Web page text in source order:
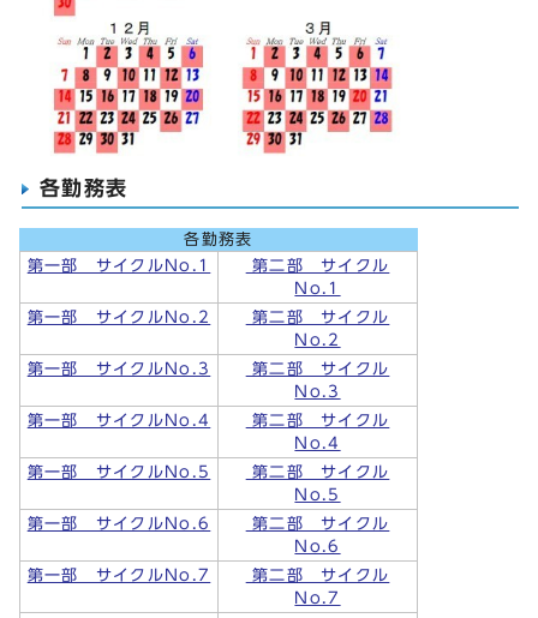
各勤務表
各勤務表
第一部 サイクルNo.1
第二部 サイクル
No.1
第一部 サイクルNo.2
第二部 サイクル
No.2
第一部 サイクルNo.3
第二部 サイクル
No.3
第一部 サイクルNo.4
第二部 サイクル
No.4
第一部 サイクルNo.5
第二部 サイクル
No.5
第一部 サイクルNo.6
第二部 サイクル
No.6
第一部 サイクルNo.7
第二部 サイクル
No.7